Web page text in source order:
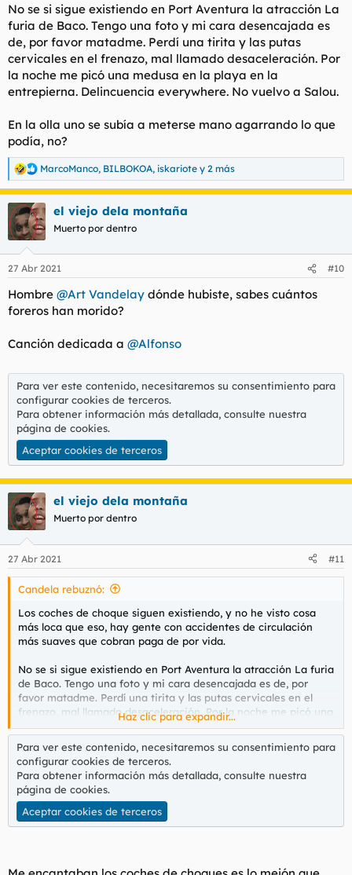
No se si sigue existiendo en Port Aventura la atracción La
furia de Baco. Tengo una foto y mi cara desencajada es
de, por favor matadme. Perdí una tirita y las putas
cervicales en el frenazo, mal llamado desaceleración. Por
la noche me picó una medusa en la playa en la
entrepierna. Delincuencia everywhere. No vuelvo a Salou.
En la olla uno se subía a meterse mano agarrando lo que
podía, no?
R
e
a
c
c
i
e
:
MarcoManco, BILBOKOA, iskariote y 2 más
el viejo dela montaña
Muerto por dentro
27 Abr 2021 #10
Hombre @Art Vandelay dónde hubiste, sabes cuántos
foreros han morido?
Canción dedicada a @Alfonso
Para ver este contenido, necesitaremos su consentimiento para
configurar cookies de terceros.
Para obtener información más detallada, consulte nuestra
página de cookies.
Aceptar cookies de terceros
el viejo dela montaña
Muerto por dentro
27 Abr 2021 #11
Candela rebuznó:
Los coches de choque siguen existiendo, y no he visto cosa
más loca que eso, hay gente con accidentes de circulación
más suaves que cobran paga de por vida.
No se si sigue existiendo en Port Aventura la atracción La furia
de Baco. Tengo una foto y mi cara desencajada es de, por
favor matadme. Perdí una tirita y las putas cervicales en el
frenazo, mal llamado desaceleración. Por la noche me picó una
medusa en la playa en la entrepierna. Delincuencia
En la olla uno se subía a meterse mano agarrando lo que podía,
no?
Haz clic para expandir...
Para ver este contenido, necesitaremos su consentimiento para
configurar cookies de terceros.
Para obtener información más detallada, consulte nuestra
página de cookies.
Aceptar cookies de terceros